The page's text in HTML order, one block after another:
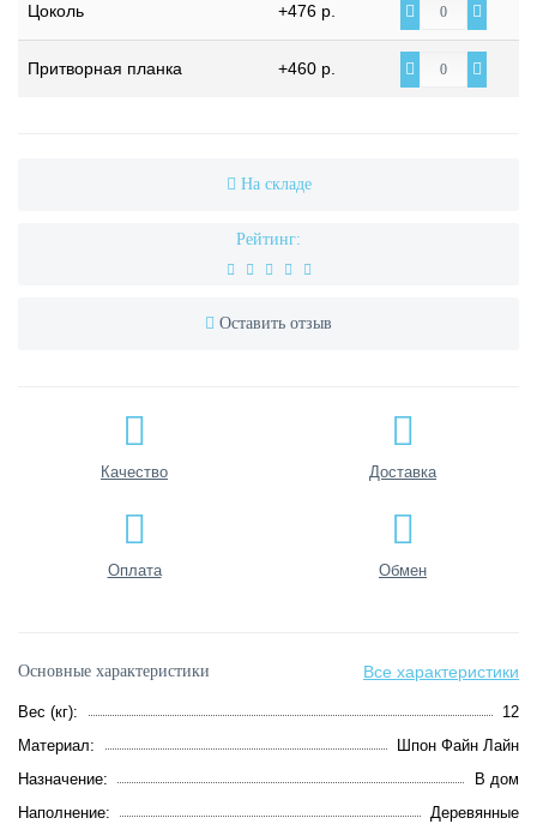
Цоколь +476 р.
Притворная планка +460 р.
На складе
Рейтинг:
Оставить отзыв
Качество Доставка
Оплата Обмен
Основные характеристики Все характеристики
Вес (кг):
12
Материал:
Шпон Файн Лайн
Назначение:
В дом
Наполнение:
Деревянные